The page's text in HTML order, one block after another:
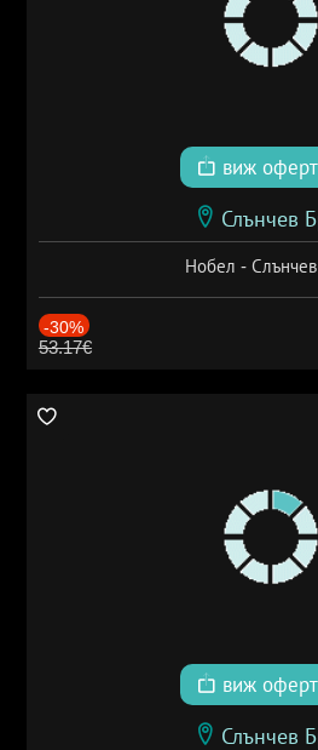
виж
Слънчев
Нобел -
-30%
53.17€
виж
Слънчев